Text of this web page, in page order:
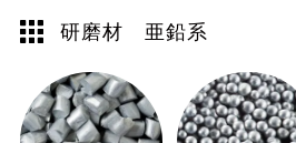
研磨材 亜鉛系